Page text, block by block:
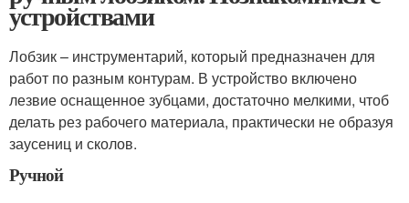
устройствами
Лобзик – инструментарий, который предназначен для
работ по разным контурам. В устройство включено
лезвие оснащенное зубцами, достаточно мелкими, чтоб
делать рез рабочего материала, практически не образуя
заусениц и сколов.
Ручной